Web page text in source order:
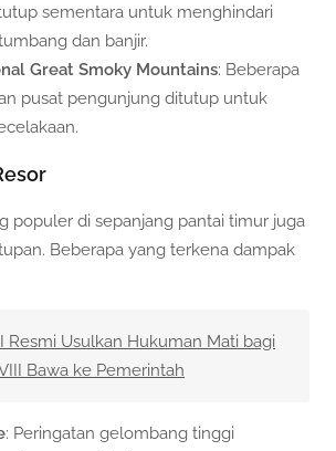
sementara untuk menghindari
dan banjir.
Great Smoky Mountains: Beberapa
pusat pengunjung ditutup untuk
populer di sepanjang pantai timur juga
Beberapa yang terkena dampak
Resmi Usulkan Hukuman Mati bagi
Bawa ke Pemerintah
: Peringatan gelombang tinggi